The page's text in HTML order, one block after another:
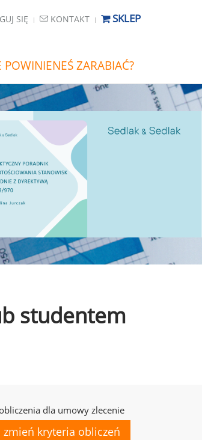
SIĘ KONTAKT SKLEP
POWINIENEŚ ZARABIAĆ?
studentem
dla umowy zlecenie
zmień kryteria obliczeń